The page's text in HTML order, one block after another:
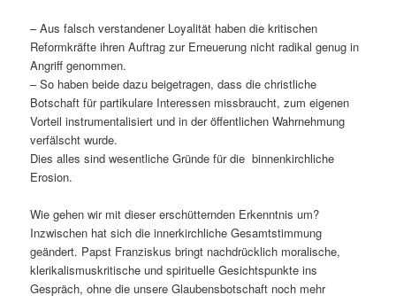
– Aus falsch verstandener Loyalität haben die kritischen
Reformkräfte ihren Auftrag zur Erneuerung nicht radikal genug in
Angriff genommen.
– So haben beide dazu beigetragen, dass die christliche
Botschaft für partikulare Interessen missbraucht, zum eigenen
Vorteil instrumentalisiert und in der öffentlichen Wahrnehmung
verfälscht wurde.
Dies alles sind wesentliche Gründe für die binnenkirchliche
Erosion.
Wie gehen wir mit dieser erschütternden Erkenntnis um?
Inzwischen hat sich die innerkirchliche Gesamtstimmung
geändert. Papst Franziskus bringt nachdrücklich moralische,
klerikalismuskritische und spirituelle Gesichtspunkte ins
Gespräch, ohne die unsere Glaubensbotschaft noch mehr